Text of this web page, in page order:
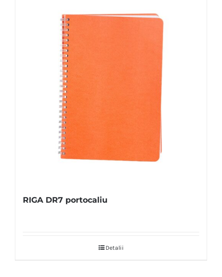
RIGA DR7 portocaliu
Detalii